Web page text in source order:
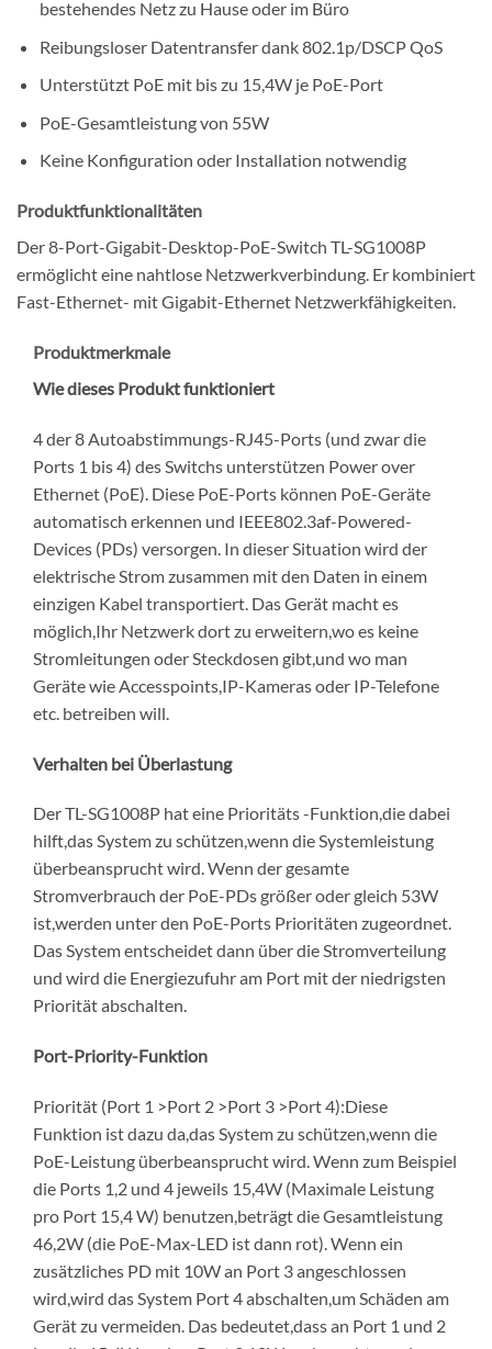
bestehendes Netz zu Hause oder im Büro
Reibungsloser Datentransfer dank 802.1p/DSCP QoS
Unterstützt PoE mit bis zu 15,4W je PoE-Port
PoE-Gesamtleistung von 55W
Keine Konfiguration oder Installation notwendig
Produktfunktionalitäten
Der 8-Port-Gigabit-Desktop-PoE-Switch TL-SG1008P
ermöglicht eine nahtlose Netzwerkverbindung. Er kombiniert
Fast-Ethernet- mit Gigabit-Ethernet Netzwerkfähigkeiten.
Produktmerkmale
Wie dieses Produkt funktioniert
4 der 8 Autoabstimmungs-RJ45-Ports (und zwar die
Ports 1 bis 4) des Switchs unterstützen Power over
Ethernet (PoE). Diese PoE-Ports können PoE-Geräte
automatisch erkennen und IEEE802.3af-Powered-
Devices (PDs) versorgen. In dieser Situation wird der
elektrische Strom zusammen mit den Daten in einem
einzigen Kabel transportiert. Das Gerät macht es
möglich,Ihr Netzwerk dort zu erweitern,wo es keine
Stromleitungen oder Steckdosen gibt,und wo man
Geräte wie Accesspoints,IP-Kameras oder IP-Telefone
etc. betreiben will.
Verhalten bei Überlastung
Der TL-SG1008P hat eine Prioritäts -Funktion,die dabei
hilft,das System zu schützen,wenn die Systemleistung
überbeansprucht wird. Wenn der gesamte
Stromverbrauch der PoE-PDs größer oder gleich 53W
ist,werden unter den PoE-Ports Prioritäten zugeordnet.
Das System entscheidet dann über die Stromverteilung
und wird die Energiezufuhr am Port mit der niedrigsten
Priorität abschalten.
Port-Priority-Funktion
Priorität (Port 1 >Port 2 >Port 3 >Port 4):Diese
Funktion ist dazu da,das System zu schützen,wenn die
PoE-Leistung überbeansprucht wird. Wenn zum Beispiel
die Ports 1,2 und 4 jeweils 15,4W (Maximale Leistung
pro Port 15,4 W) benutzen,beträgt die Gesamtleistung
46,2W (die PoE-Max-LED ist dann rot). Wenn ein
zusätzliches PD mit 10W an Port 3 angeschlossen
wird,wird das System Port 4 abschalten,um Schäden am
Gerät zu vermeiden. Das bedeutet,dass an Port 1 und 2